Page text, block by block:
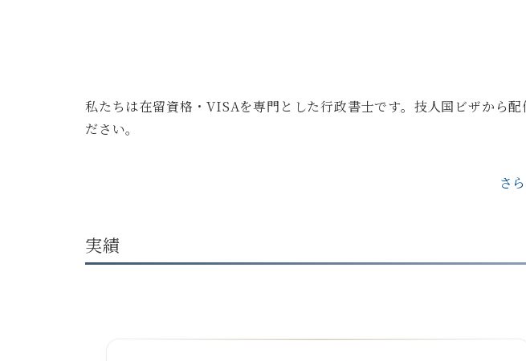
私たちは在留資格・VISAを専門とした行政書士です。技人国ビザから
ださい。
さ
実績